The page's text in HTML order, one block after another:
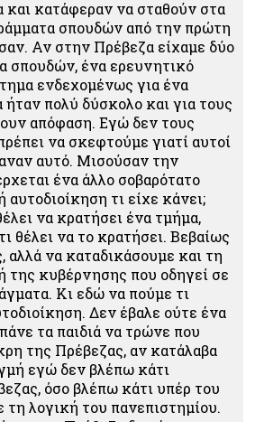
και κατάφεραν να σταθούν στα
σπουδών από την πρώτη
Αν στην Πρέβεζα είχαμε δύο
σπουδών, ένα ερευνητικό
ενδεχομένως για ένα
ήταν πολύ δύσκολο και για τους
απόφαση. Εγώ δεν τους
να σκεφτούμε γιατί αυτοί
αυτό. Μισούσαν την
ένα άλλο σοβαρότατο
τι είχε κάνει;
να κρατήσει ένα τμήμα,
θέλει να το κρατήσει. Βεβαίως
να καταδικάσουμε και τη
της κυβέρνησης που οδηγεί σε
Κι εδώ να πούμε τι
Δεν έβαλε ούτε ένα
τα παιδιά να τρώνε που
της Πρέβεζας, αν κατάλαβα
εγώ δεν βλέπω κάτι
όσο βλέπω κάτι υπέρ του
τη λογική του πανεπιστημίου.